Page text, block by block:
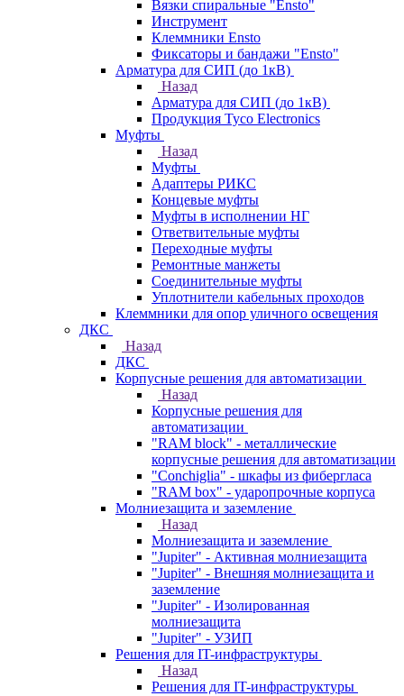
Вязки спиральные "Ensto"
Инструмент
Клеммники Ensto
Фиксаторы и бандажи "Ensto"
Арматура для СИП (до 1кВ)
Назад
Арматура для СИП (до 1кВ)
Продукция Tyco Electronics
Муфты
Назад
Муфты
Адаптеры РИКС
Концевые муфты
Муфты в исполнении НГ
Ответвительные муфты
Переходные муфты
Ремонтные манжеты
Соединительные муфты
Уплотнители кабельных проходов
Клеммники для опор уличного освещения
ДКС
Назад
ДКС
Корпусные решения для автоматизации
Назад
Корпусные решения для
автоматизации
"RAM block" - металлические
корпусные решения для автоматизации
"Conchiglia" - шкафы из фибергласа
"RAM box" - ударопрочные корпуса
Молниезащита и заземление
Назад
Молниезащита и заземление
"Jupiter" - Активная молниезащита
"Jupiter" - Внешняя молниезащита и
заземление
"Jupiter" - Изолированная
молниезащита
"Jupiter" - УЗИП
Решения для IT-инфраструктуры
Назад
Решения для IT-инфраструктуры